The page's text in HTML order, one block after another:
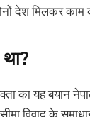
देश मिलकर काम
का यह बयान